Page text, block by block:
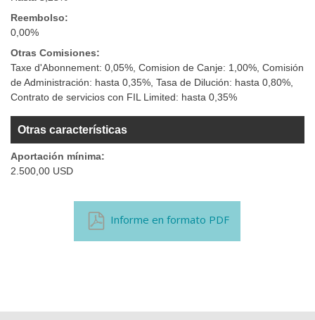
Reembolso:
0,00%
Otras Comisiones:
Taxe d'Abonnement: 0,05%, Comision de Canje: 1,00%, Comisión
de Administración: hasta 0,35%, Tasa de Dilución: hasta 0,80%,
Contrato de servicios con FIL Limited: hasta 0,35%
Otras características
Aportación mínima:
2.500,00 USD
Informe en formato PDF